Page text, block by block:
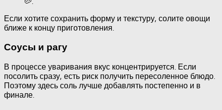
Если хотите сохранить форму и текстуру, солите овощи
ближе к концу приготовления.
Соусы и рагу
В процессе уваривания вкус концентрируется. Если
посолить сразу, есть риск получить пересоленное блюдо.
Поэтому здесь соль лучше добавлять постепенно и в
финале.